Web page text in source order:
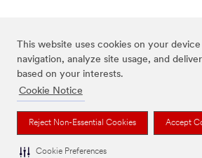
This website uses cookies on your
navigation, analyze site usage, and
based on your interests.
Cookie Notice
Reject Non-Essential Cookies Accept
Cookie Preferences
3M, Post-it® en de kleur Canary Yellow™ zijn